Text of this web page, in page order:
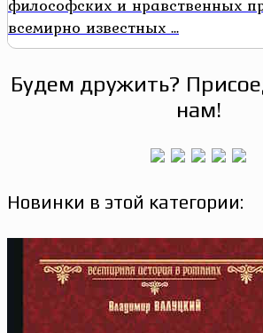
всемирно известных ...
Будем дружить?
нам!
Новинки в этой категории: